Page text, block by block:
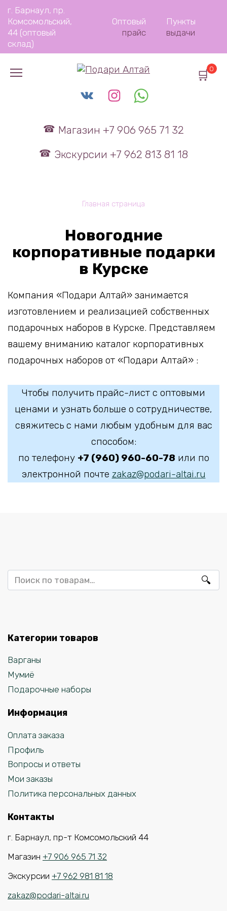
Перейти
содержанию
г. Барнаул, пр.
Комсомольский,
44 (оптовый
склад)
Оптовый
прайс
Пункты
выдачи
Магазин +7 906 965 71 32
Экскурсии +7 962 813 81 18
0
Главная страница
Новогодние
корпоративные подарки
в Курске
Компания «Подари Алтай» занимается
изготовлением и реализацией собственных
подарочных наборов в Курске. Представляем
вашему вниманию каталог корпоративных
подарочных наборов от «Подари Алтай» :
Чтобы получить прайс-лист с оптовыми
ценами и узнать больше о сотрудничестве,
свяжитесь с нами любым удобным для вас
способом:
по телефону +7 (960) 960-60-78 или по
электронной почте zakaz@podari-altai.ru
Искать:
Категории товаров
Варганы
Мумиё
Подарочные наборы
Информация
Оплата заказа
Профиль
Вопросы и ответы
Мои заказы
Политика персональных данных
Контакты
г. Барнаул, пр-т Комсомольский 44
Магазин +7 906 965 71 32
Экскурсии +7 962 981 81 18
zakaz@podari-altai.ru